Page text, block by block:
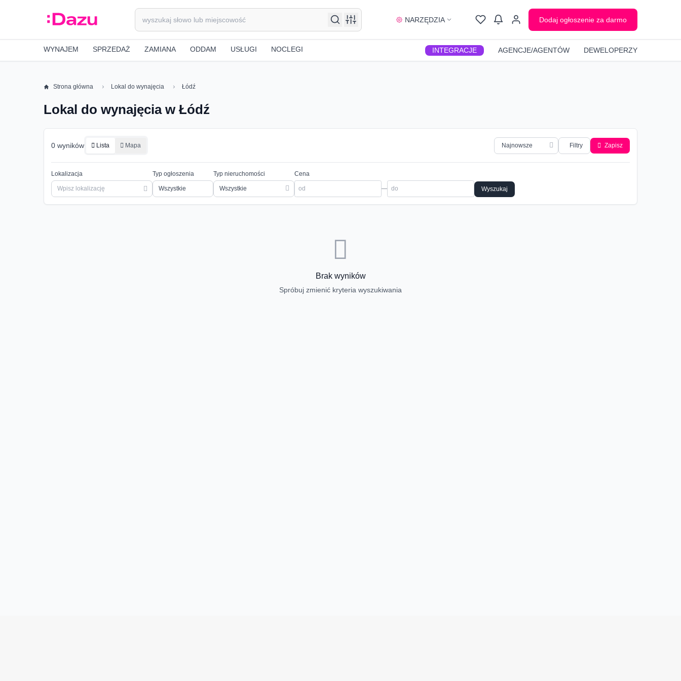
NARZĘDZIA Dodaj ogłoszenie za darmo
WYNAJEM SPRZEDAŻ ZAMIANA ODDAM USŁUGI NOCLEGI INTEGRACJE AGENCJE/AGENTÓW DEWELOPERZY
Strona główna Lokal do wynajęcia Łódź
Lokal do wynajęcia w Łódź
0 wyników Lista Mapa Filtry Zapisz
Lokalizacja Typ ogłoszenia Typ nieruchomości
Wszystkie
Cena
— Wyszukaj
Brak wyników
Spróbuj zmienić kryteria wyszukiwania